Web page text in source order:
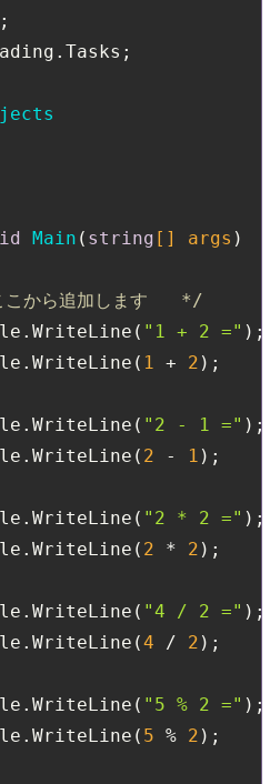
Main ( string [] args )
から追加します   */
"1 + 2 =" );
1 + 2 );
"2 - 1 =" );
2 - 1 );
"2 * 2 =" );
2 * 2 );
"4 / 2 =" );
4 / 2 );
"5 % 2 =" );
5 % 2 );